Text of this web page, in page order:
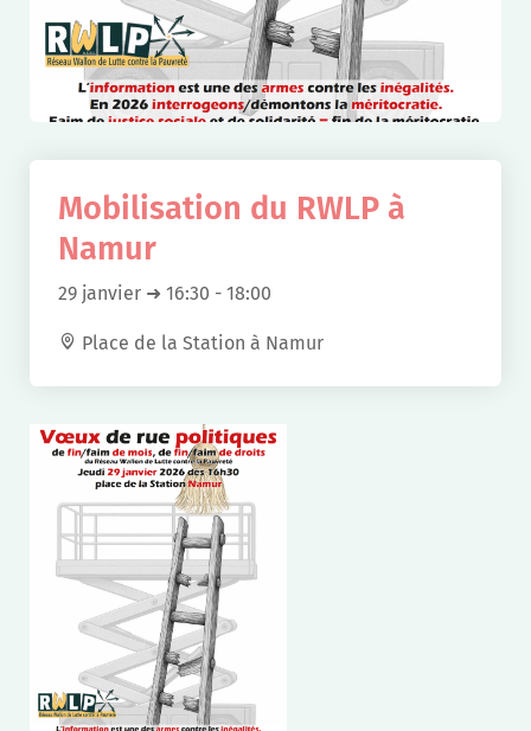
Mobilisation du RWLP à
Namur
29 janvier ➜ 16:30 - 18:00
Place de la Station à Namur